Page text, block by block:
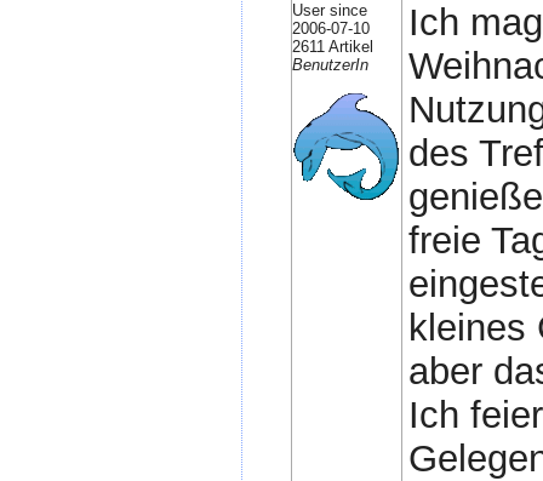
User since
2006-07-10
2611 Artikel
BenutzerIn
Ich
des
freie
kleines
aber
Ich